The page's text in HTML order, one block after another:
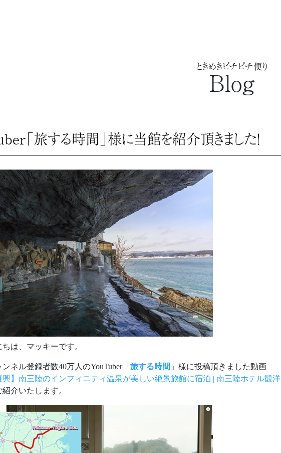
ときめきピチピチ便り
Blog
「旅する時間」様に当館を紹介頂きました！
は、マッキーです。
ネル登録者数40万人のYouTuber「 旅する時間 」様に投稿頂きました動画
興】南三陸のインフィニティ温泉が美しい絶景旅館に宿泊 | 南三陸ホテル観洋
介いたします。